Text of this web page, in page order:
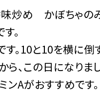
炒め かぼちゃ
。
。10と10を横に倒
、この日になりま
Aがおすすめです。